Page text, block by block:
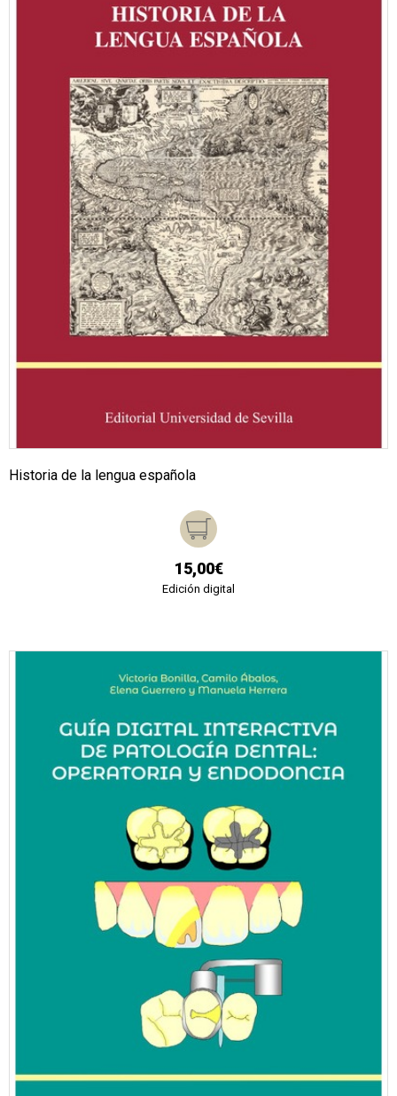
Historia de la lengua española
15,00€
Edición digital